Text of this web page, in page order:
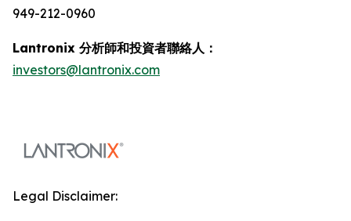
949-212-0960
Lantronix 分析師和投資者聯絡人：
investors@lantronix.com
Legal Disclaimer: